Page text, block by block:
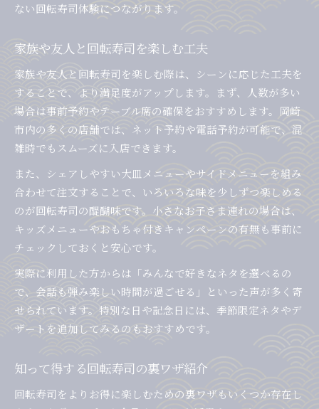
ない回転寿司体験につながります。
家族や友人と回転寿司を楽しむ工夫
家族や友人と回転寿司を楽しむ際は、シーンに応じた工夫を
することで、より満足度がアップします。まず、人数が多い
場合は事前予約やテーブル席の確保をおすすめします。岡崎
市内の多くの店舗では、ネット予約や電話予約が可能で、混
雑時でもスムーズに入店できます。
また、シェアしやすい大皿メニューやサイドメニューを組み
合わせて注文することで、いろいろな味を少しずつ楽しめる
のが回転寿司の醍醐味です。小さなお子さま連れの場合は、
キッズメニューやおもちゃ付きキャンペーンの有無も事前に
チェックしておくと安心です。
実際に利用した方からは「みんなで好きなネタを選べるの
で、会話も弾み楽しい時間が過ごせる」といった声が多く寄
せられています。特別な日や記念日には、季節限定ネタやデ
ザートを追加してみるのもおすすめです。
知って得する回転寿司の裏ワザ紹介
回転寿司をよりお得に楽しむための裏ワザもいくつか存在し